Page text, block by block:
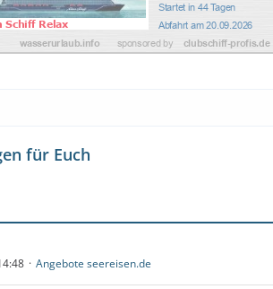
für Euch
Angebote seereisen.de